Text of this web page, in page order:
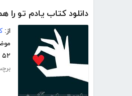
دانلود کتاب یادم تو
از:
۵۲ صفحه